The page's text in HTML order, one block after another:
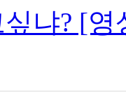
싶냐? [